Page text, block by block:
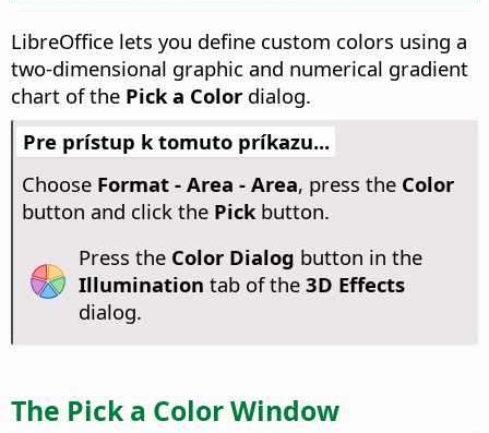
LibreOffice lets you define custom colors using a
two-dimensional graphic and numerical gradient
chart of the Pick a Color dialog.
Pre prístup k tomuto príkazu...
Choose Format - Area - Area, press the Color
button and click the Pickbutton.
Press the Color Dialog button in the
Illumination tab of the3D Effects
dialog.
The Pick a Color Window